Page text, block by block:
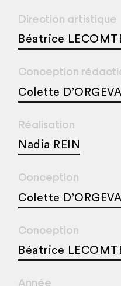
Direction artistique
Béatrice
Conception
Colette
Réalisation
Nadia REIN
Conception
Colette
Conception
Béatrice
Année